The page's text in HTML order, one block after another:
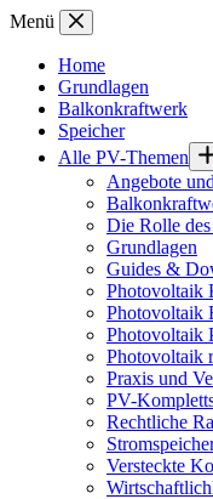
Zum
springen
Menü
Home
Grundlagen
Balkonkraftwerk
Speicher
Alle PV-Themen
Angebote
Die Rolle
Grundlagen
Guides &
Photovoltaik
Photovoltaik
Photovoltaik
Photovoltaik
Praxis und
PV-
Rechtliche
Versteckte